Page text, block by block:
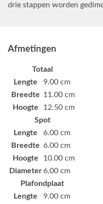
drie stappen worden
Afmetingen
Totaal
Lengte
9.00 cm
Breedte 11.00 cm
Hoogte
12.50 cm
Spot
Lengte
6.00 cm
Breedte 6.00 cm
Hoogte
10.00 cm
Diameter 6.00 cm
Plafondplaat
Lengte
9.00 cm